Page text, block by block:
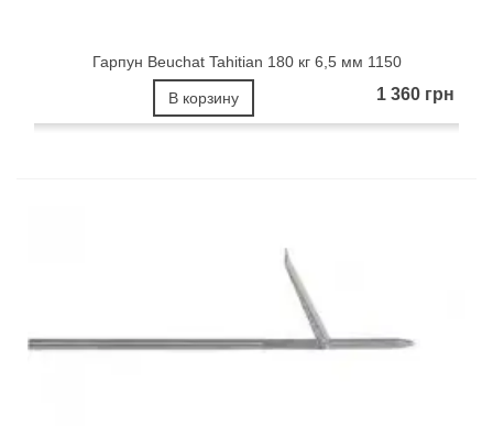
Гарпун Beuchat Tahitian 180 кг 6,5 мм 1150
1 360 грн
В корзину